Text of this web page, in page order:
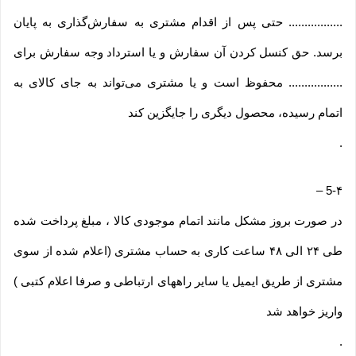
................. حتی پس از اقدام مشتری به سفارش‌‏گذاری به پایان
برسد. حق کنسل کردن آن سفارش و یا استرداد وجه سفارش برای
................. محفوظ است و یا مشتری می‏‌تواند به جای کالای به
اتمام رسیده، محصول دیگری را جایگزین کند
.
5-۴–
در صورت بروز مشکل مانند اتمام موجودی کالا ، مبلغ پرداخت شده
طی ۲۴ الی ۴۸ ساعت کاری به حساب مشتری (اعلام شده از سوی
مشتری از طریق ایمیل یا سایر راههای ارتباطی و صرفا اعلام کتبی )
واریز خواهد شد
.